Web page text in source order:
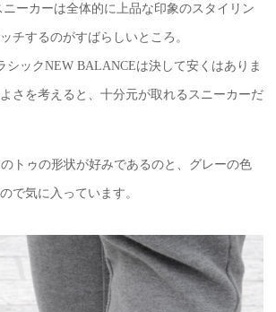
ーカーは全体的に上品な印象のスタイリン
チするのがすばらしいところ。
シックNEW BALANCEは決して安くはありま
さを考えると、十分元が取れるスニーカーだ
トゥの形状が好みであるのと、グレーの色
で気に入っています。